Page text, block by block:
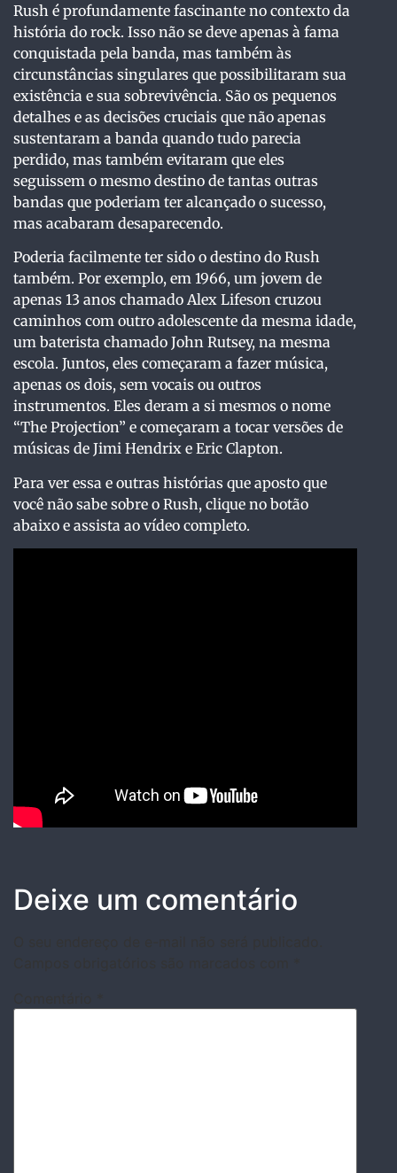
Rush é profundamente fascinante no contexto da
história do rock. Isso não se deve apenas à fama
conquistada pela banda, mas também às
circunstâncias singulares que possibilitaram sua
existência e sua sobrevivência. São os pequenos
detalhes e as decisões cruciais que não apenas
sustentaram a banda quando tudo parecia
perdido, mas também evitaram que eles
seguissem o mesmo destino de tantas outras
bandas que poderiam ter alcançado o sucesso,
mas acabaram desaparecendo.
Poderia facilmente ter sido o destino do Rush
também. Por exemplo, em 1966, um jovem de
apenas 13 anos chamado Alex Lifeson cruzou
caminhos com outro adolescente da mesma idade,
um baterista chamado John Rutsey, na mesma
escola. Juntos, eles começaram a fazer música,
apenas os dois, sem vocais ou outros
instrumentos. Eles deram a si mesmos o nome
“The Projection” e começaram a tocar versões de
músicas de Jimi Hendrix e Eric Clapton.
Para ver essa e outras histórias que aposto que
você não sabe sobre o Rush, clique no botão
abaixo e assista ao vídeo completo.
Deixe um comentário